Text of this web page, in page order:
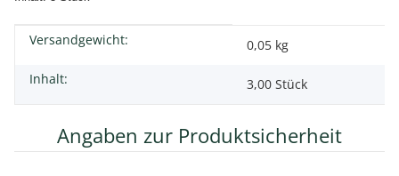
Produkteigenschaft
Wert
Versandgewicht:
0,05 kg
Inhalt:
3,00 Stück
Angaben zur Produktsicherheit